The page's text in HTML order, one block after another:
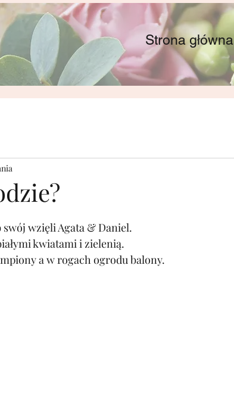
Strona główna
wzięli Agata & Daniel.
kwiatami i zielenią.
a w rogach ogrodu balony.